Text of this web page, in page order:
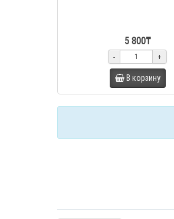
5 800₸
- +
В корзину